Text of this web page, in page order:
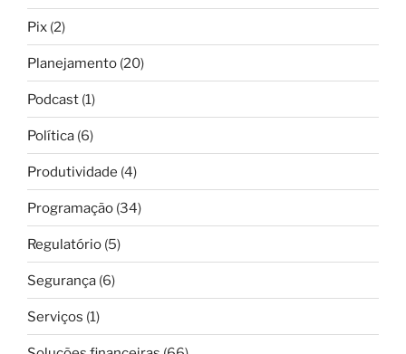
Pix (2)
Planejamento (20)
Podcast (1)
Política (6)
Produtividade (4)
Programação (34)
Regulatório (5)
Segurança (6)
Serviços (1)